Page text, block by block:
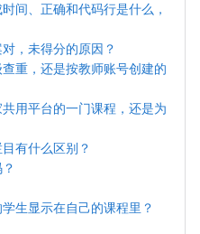
间、正确和代码行是什么，
，未得分的原因？
重，还是按教师账号创建的
用平台的一门课程，还是为
有什么区别？
生显示在自己的课程里？